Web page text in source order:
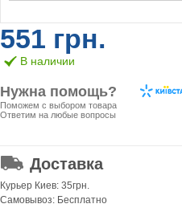
551 грн.
В наличии
Нужна помощь?
Поможем с выбором товара
Ответим на любые вопросы
Доставка
Курьер Киев: 35грн.
Самовывоз: Бесплатно